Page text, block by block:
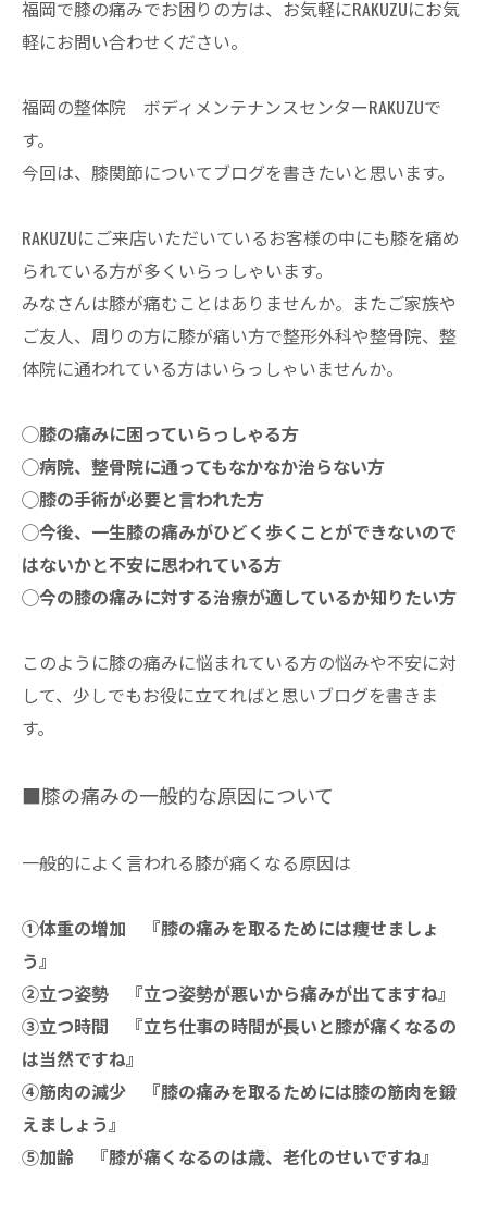
福岡で膝の痛みでお困りの方は、お気軽にRAKUZUにお気
軽にお問い合わせください。
福岡の整体院 ボディメンテナンスセンターRAKUZUで
す。
今回は、膝関節についてブログを書きたいと思います。
RAKUZUにご来店いただいているお客様の中にも膝を痛め
られている方が多くいらっしゃいます。
みなさんは膝が痛むことはありませんか。またご家族や
ご友人、周りの方に膝が痛い方で整形外科や整骨院、整
体院に通われている方はいらっしゃいませんか。
◯膝の痛みに困っていらっしゃる方
◯病院、整骨院に通ってもなかなか治らない方
◯膝の手術が必要と言われた方
◯今後、一生膝の痛みがひどく歩くことができないので
はないかと不安に思われている方
◯今の膝の痛みに対する治療が適しているか知りたい方
このように膝の痛みに悩まれている方の悩みや不安に対
して、少しでもお役に立てればと思いブログを書きま
す。
■膝の痛みの一般的な原因について
一般的によく言われる膝が痛くなる原因は
①体重の増加 『膝の痛みを取るためには痩せましょ
う』
②立つ姿勢 『立つ姿勢が悪いから痛みが出てますね』
③立つ時間 『立ち仕事の時間が長いと膝が痛くなるの
は当然ですね』
④筋肉の減少 『膝の痛みを取るためには膝の筋肉を鍛
えましょう』
⑤加齢 『膝が痛くなるのは歳、老化のせいですね』